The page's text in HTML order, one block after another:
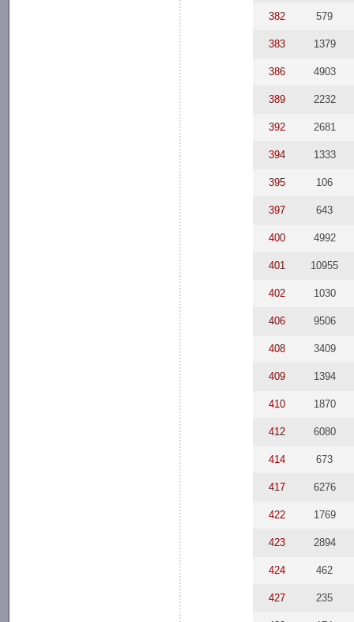
382 579
383 1379
386 4903
389 2232
392 2681
394 1333
395 106
397 643
400 4992
401 10955
402 1030
406 9506
408 3409
409 1394
410 1870
412 6080
414 673
417 6276
422 1769
423 2894
424 462
427 235